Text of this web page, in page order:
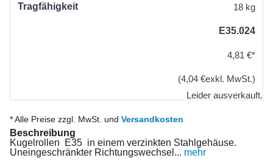
Tragfähigkeit 18 kg
E35.024
4,81 €*
(4,04 €exkl. MwSt.)
Leider ausverkauft.
* Alle Preise zzgl. MwSt. und Versandkosten
Beschreibung
Kugelrollen E35 in einem verzinkten Stahlgehäuse.
Uneingeschränkter Richtungswechsel... mehr